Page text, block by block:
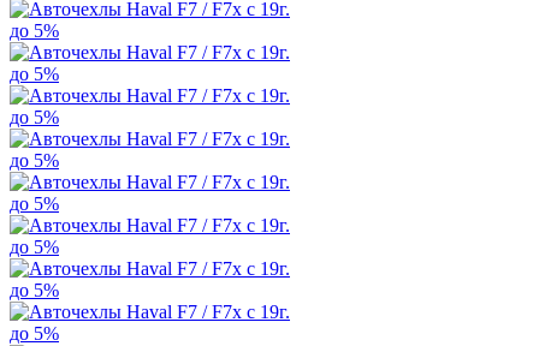
до 5%
до 5%
до 5%
до 5%
до 5%
до 5%
до 5%
до 5%